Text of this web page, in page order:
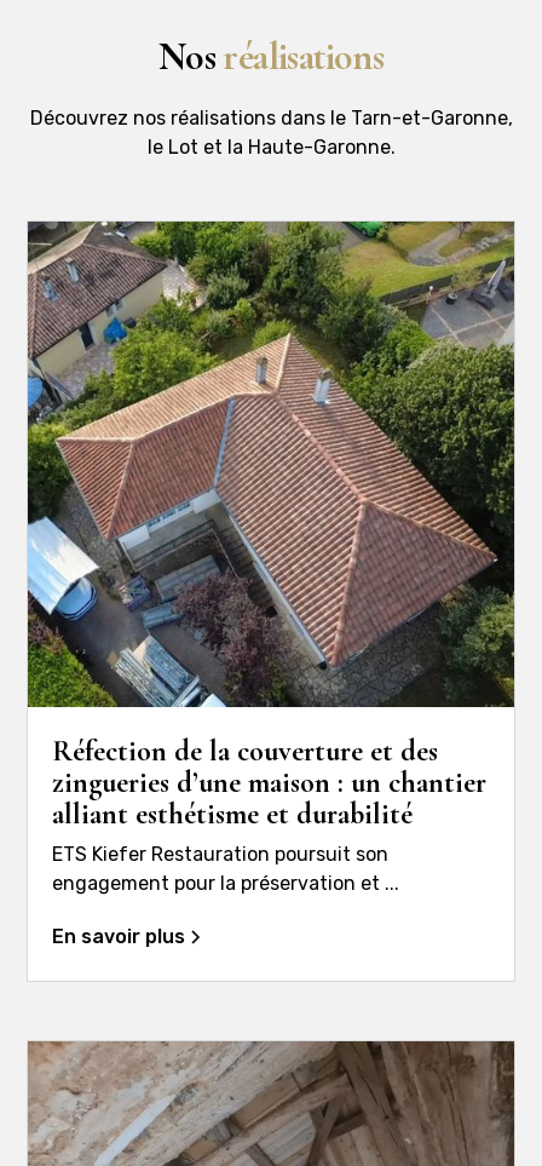
Nosréalisations
Découvrez nos réalisations dans le Tarn-et-Garonne,
le Lot et la Haute-Garonne.
Réfection de la couverture et des
zingueries d’une maison : un chantier
alliant esthétisme et durabilité
ETS Kiefer Restauration poursuit son
engagement pour la préservation et ...
En savoir plus